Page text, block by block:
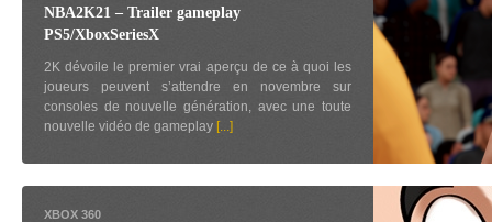
NBA2K21 – Trailer gameplay
PS5/XboxSeriesX
2K dévoile le premier vrai aperçu de ce à quoi les
joueurs peuvent s’attendre en novembre sur
consoles de nouvelle génération, avec une toute
nouvelle vidéo de gameplay [...]
XBOX 360